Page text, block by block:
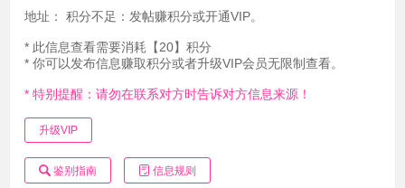
地址： 积分不足：发帖赚积分或开通VIP。
* 此信息查看需要消耗【20】积分
* 你可以发布信息赚取积分或者升级VIP会员无限制查看。
* 特别提醒：请勿在联系对方时告诉对方信息来源！
升级VIP
鉴别指南 信息规则